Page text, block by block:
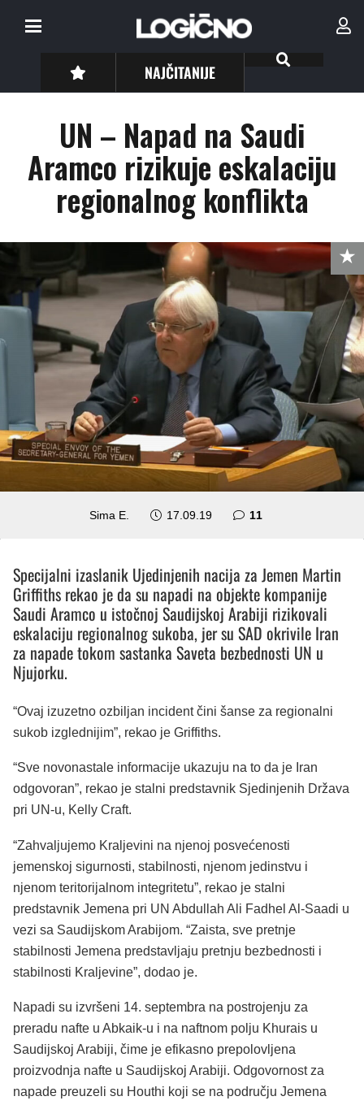
NAJČITANIJE
UN – Napad na Saudi
Aramco rizikuje eskalaciju
regionalnog konflikta
Sima E. 17.09.19 11
Specijalni izaslanik Ujedinjenih nacija za Jemen Martin
Griffiths rekao je da su napadi na objekte kompanije
Saudi Aramco u istočnoj Saudijskoj Arabiji rizikovali
eskalaciju regionalnog sukoba, jer su SAD okrivile Iran
za napade tokom sastanka Saveta bezbednosti UN u
Njujorku.
“Ovaj izuzetno ozbiljan incident čini šanse za regionalni
sukob izglednijim”, rekao je Griffiths.
“Sve novonastale informacije ukazuju na to da je Iran
odgovoran”, rekao je stalni predstavnik Sjedinjenih Država
pri UN-u, Kelly Craft.
“Zahvaljujemo Kraljevini na njenoj posvećenosti
jemenskoj sigurnosti, stabilnosti, njenom jedinstvu i
njenom teritorijalnom integritetu”, rekao je stalni
predstavnik Jemena pri UN Abdullah Ali Fadhel Al-Saadi u
vezi sa Saudijskom Arabijom. “Zaista, sve pretnje
stabilnosti Jemena predstavljaju pretnju bezbednosti i
stabilnosti Kraljevine”, dodao je.
Napadi su izvršeni 14. septembra na postrojenju za
preradu nafte u Abkaik-u i na naftnom polju Khurais u
Saudijskoj Arabiji, čime je efikasno prepolovljena
proizvodnja nafte u Saudijskoj Arabiji. Odgovornost za
napade preuzeli su Houthi koji se na području Jemena